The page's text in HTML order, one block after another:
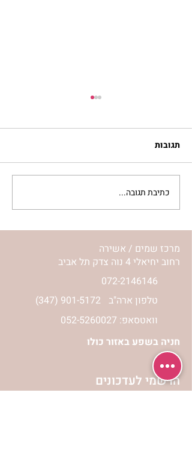
מתגעגעות לבית המפגש,
השיעור לתשעה באב | הר'
ימימה מזרחי
תגובות
כתיבת תגובה...
מרכז שמים / אשירה
רחוב יחיאלי 4 נוה צדק תל אביב
072-2146146
(347) 901-5172 טלפון ארה"ב
וואטסאפ: 052-5260027
חניה בשפע באזור כולו
הרשמי לעדכונים